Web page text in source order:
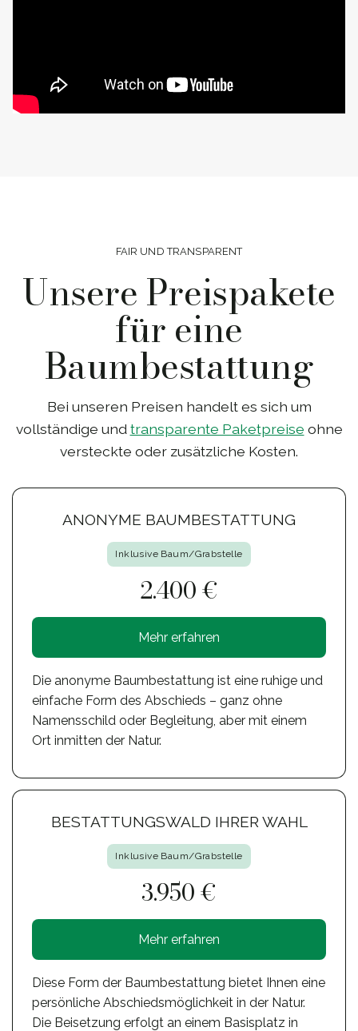
FAIR UND TRANSPARENT
Unsere Preispakete
für eine
Baumbestattung
Bei unseren Preisen handelt es sich um
vollständige und transparente Paketpreise ohne
versteckte oder zusätzliche Kosten.
ANONYME BAUMBESTATTUNG
Inklusive Baum/Grabstelle
2.400 €
Mehr erfahren
Die anonyme Baumbestattung ist eine ruhige und
einfache Form des Abschieds – ganz ohne
Namensschild oder Begleitung, aber mit einem
Ort inmitten der Natur.
BESTATTUNGSWALD IHRER WAHL
Inklusive Baum/Grabstelle
3.950 €
Mehr erfahren
Diese Form der Baumbestattung bietet Ihnen eine
persönliche Abschiedsmöglichkeit in der Natur.
Die Beisetzung erfolgt an einem Basisplatz in